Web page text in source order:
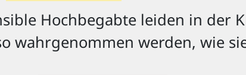
Hochbegabte leiden in der
wahrgenommen werden, wie